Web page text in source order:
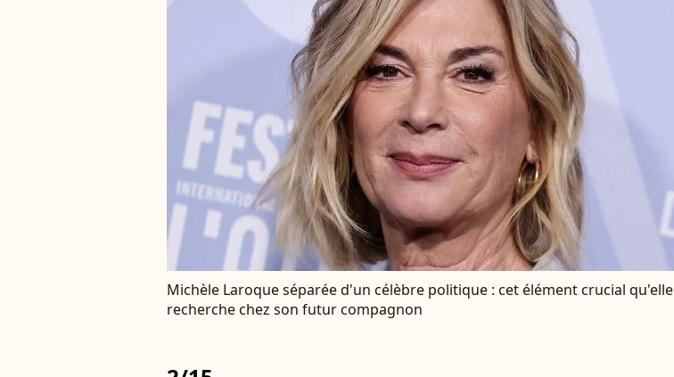
Michèle Laroque séparée d'un célèbre politique : cet élément crucial qu'elle
recherche chez son futur compagnon